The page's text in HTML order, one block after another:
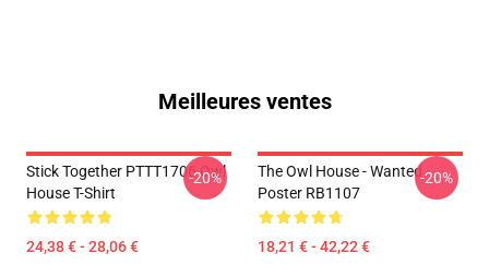
Meilleures ventes
Stick Together PTTT1706 Owl
House T-Shirt
24,38 € - 28,06 €
-20%
The Owl House - Wanted
Poster RB1107
18,21 € - 42,22 €
-20%